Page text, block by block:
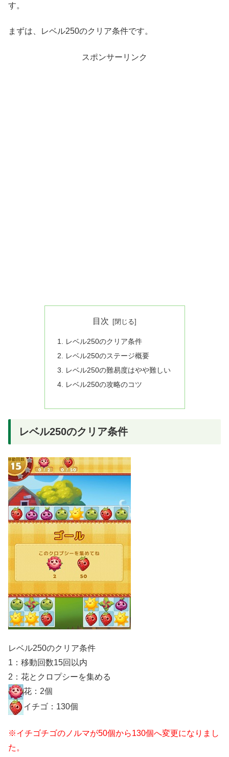
す。
まずは、レベル250のクリア条件です。
スポンサーリンク
目次
レベル250のクリア条件
レベル250のステージ概要
レベル250の難易度はやや難しい
レベル250の攻略のコツ
レベル250のクリア条件
レベル250のクリア条件
1：移動回数15回以内
2：花とクロプシーを集める
花：2個
イチゴ：130個
※イチゴチゴのノルマが50個から130個へ変更になりまし
た。